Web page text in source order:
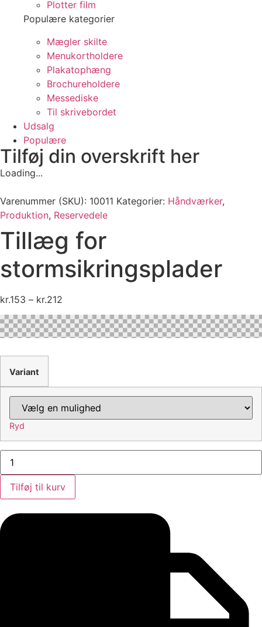
Plotter film
Populære kategorier
Mægler skilte
Menukortholdere
Plakatophæng
Brochureholdere
Messediske
Til skrivebordet
Udsalg
Populære
Tilføj din overskrift her
Loading...
Varenummer (SKU): 10011 Kategorier: Håndværker,
Produktion, Reservedele
Tillæg for
stormsikringsplader
kr.153 – kr.212
Variant
Ryd
Tillæg
for
stormsikringsplader
antalTilføj til kurv